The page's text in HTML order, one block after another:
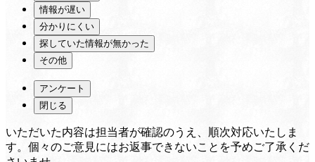
情報が遅い
分かりにくい
探していた情報が無かった
その他
アンケート
閉じる
いただいた内容は担当者が確認のうえ、順次対応いたしま
す。個々のご意見にはお返事できないことを予めご了承くだ